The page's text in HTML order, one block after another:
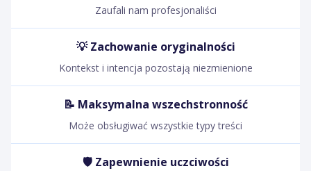
Zaufali nam profesjonaliści
💡 Zachowanie oryginalności
Kontekst i intencja pozostają niezmienione
📝 Maksymalna wszechstronność
Może obsługiwać wszystkie typy treści
🛡️ Zapewnienie uczciwości